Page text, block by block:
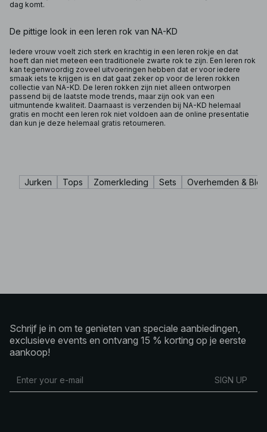
dag komt.
De pittige look in een leren rok van NA-KD
Iedere vrouw voelt zich sterk en krachtig in een leren rokje en dat
hoeft dan niet meteen een traditionele zwarte rok te zijn. Een leren rok
kan tegenwoordig zoveel uitvoeringen hebben dat er voor iedere
smaak iets te krijgen is en dat gaat zeker op voor de leren rokken
collectie van NA-KD. De leren rokken zijn niet alleen ontworpen
passend bij de laatste mode trends, maar zijn ook van een
uitmuntende kwaliteit. Daarnaast is verzenden bij NA-KD helemaal
gratis en mocht een leren rok niet voldoen aan de online presentatie
dan kun je deze helemaal gratis retourneren.
Jurken Tops Zomerkleding Sets Overhemden &
Schrijf je in om te genieten van speciale aanbiedingen,
exclusieve events en ontvang 15 % korting op je eerste
aankoop!
SIGN UP